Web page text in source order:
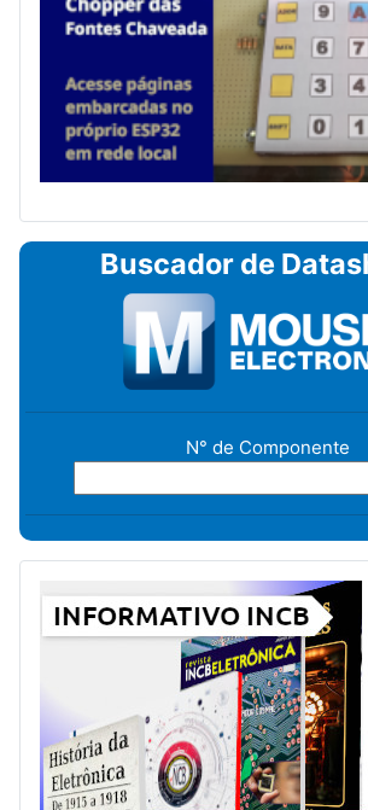
Buscador de
N° de Componente